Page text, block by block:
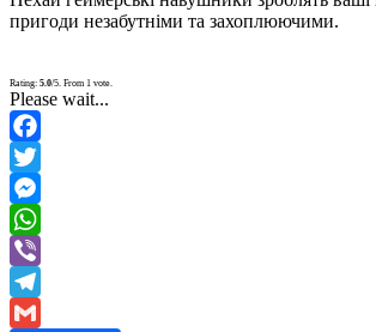
пригоди незабутніми та захоплюючими.
Rating: 5.0/5. From 1 vote.
Please wait...
Facebook
Twitter
Messenger
WhatsApp
Viber
Telegram